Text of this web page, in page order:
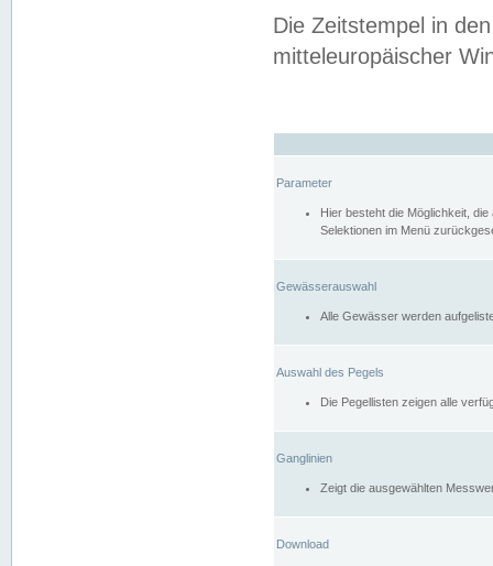
Die Zeitstempel in
mitteleuropäischer
Parameter
Hier besteht die Möglichkeit,
Selektionen im Menü
Gewässerauswahl
Alle Gewässer werden
Auswahl des Pegels
Die Pegellisten zeigen alle
Ganglinien
Zeigt die ausgewählten
Download